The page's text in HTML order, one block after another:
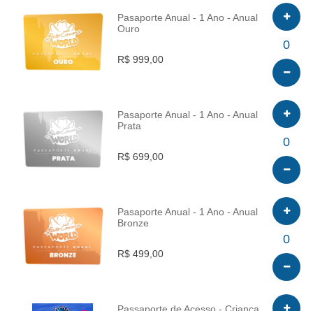
INFO
Pasaporte Anual - 1 Ano - Anual
Ouro
R$ 999,00
0
INFO
Pasaporte Anual - 1 Ano - Anual
Prata
R$ 699,00
0
INFO
Pasaporte Anual - 1 Ano - Anual
Bronze
R$ 499,00
0